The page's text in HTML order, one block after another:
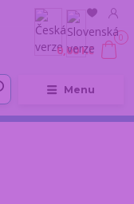
Menu
0
0,00 Kč